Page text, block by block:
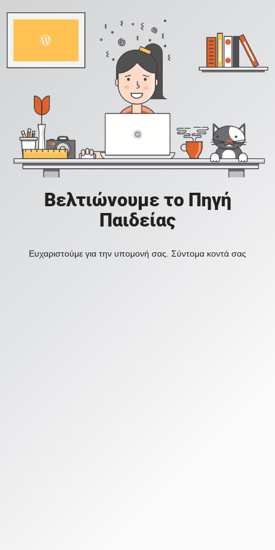
Βελτιώνουμε το Πηγή
Παιδείας
Ευχαριστούμε για την υπομονή σας. Σύντομα κοντά σας